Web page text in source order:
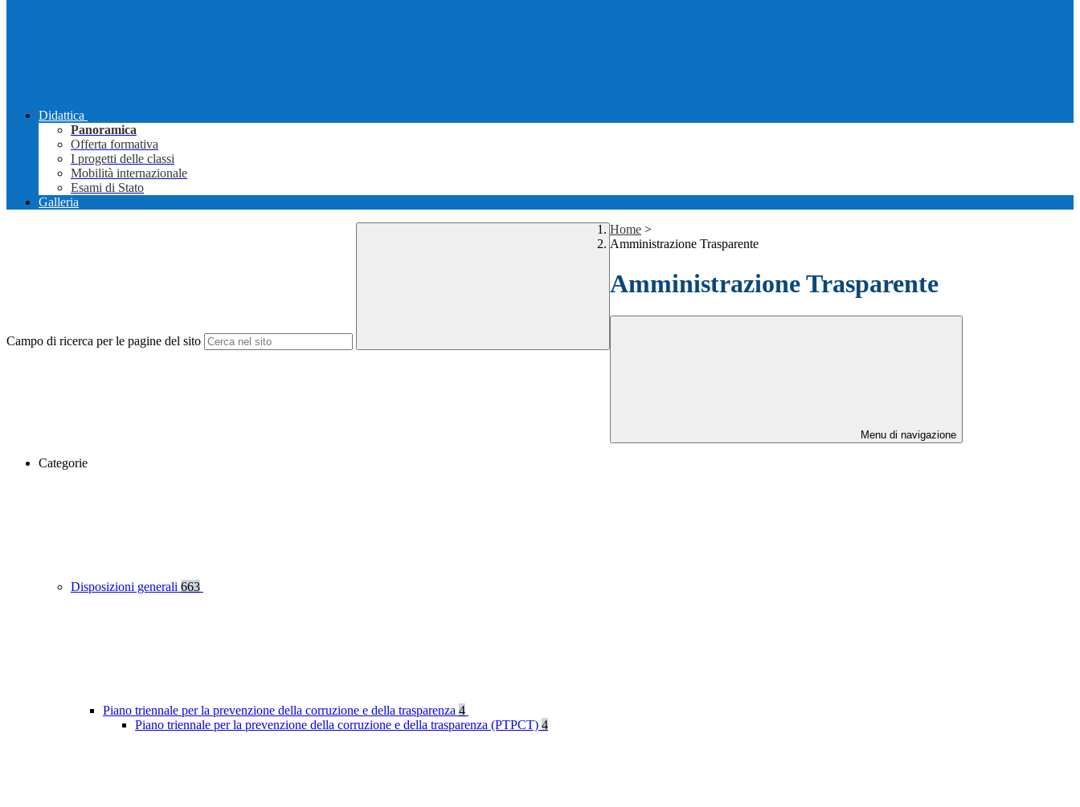
Didattica
Panoramica
Offerta formativa
I progetti delle classi
Mobilità internazionale
Esami di Stato
Galleria
Campo di ricerca per le pagine del sito
Home >
Amministrazione Trasparente
Amministrazione Trasparente
Menu di navigazione
Categorie
Disposizioni generali 663
Piano triennale per la prevenzione della corruzione e della trasparenza 4
Piano triennale per la prevenzione della corruzione e della trasparenza (PTPCT) 4